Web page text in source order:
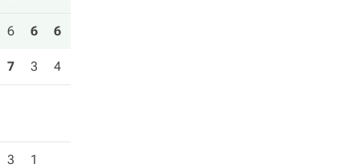
6 6 6
7 3 4
3 1